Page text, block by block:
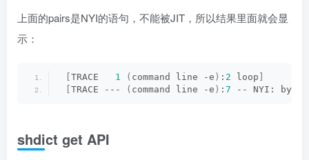
上面的pairs是NYI的语句，不能被JIT，所以结果里面就会显
示：
TRACE 1 ( command line -e ) : 2 loop
TRACE --- ( command line -e ) : 7 -- NYI:
shdict get API